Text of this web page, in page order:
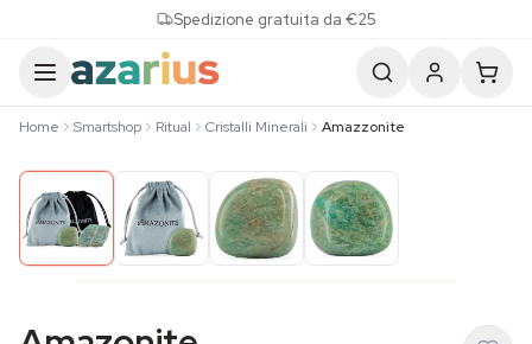
Spedizione gratuita da €25
Home Smartshop Ritual Cristalli Minerali Amazzonite